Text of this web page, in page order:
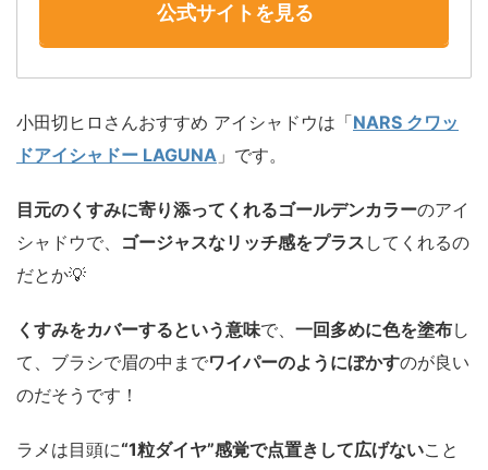
公式サイトを見る
小田切ヒロさんおすすめ アイシャドウは「NARS クワッ
ドアイシャドー LAGUNA 」です。
目元のくすみに寄り添ってくれるゴールデンカラーのアイ
シャドウで、 ゴージャスなリッチ感をプラス してくれるの
だとか💡
くすみをカバーするという意味で、 一回多めに色を塗布し
て、ブラシで眉の中までワイパーのようにぼかすのが良い
のだそうです！
ラメは目頭に“1粒ダイヤ”感覚で点置きして広げないこと